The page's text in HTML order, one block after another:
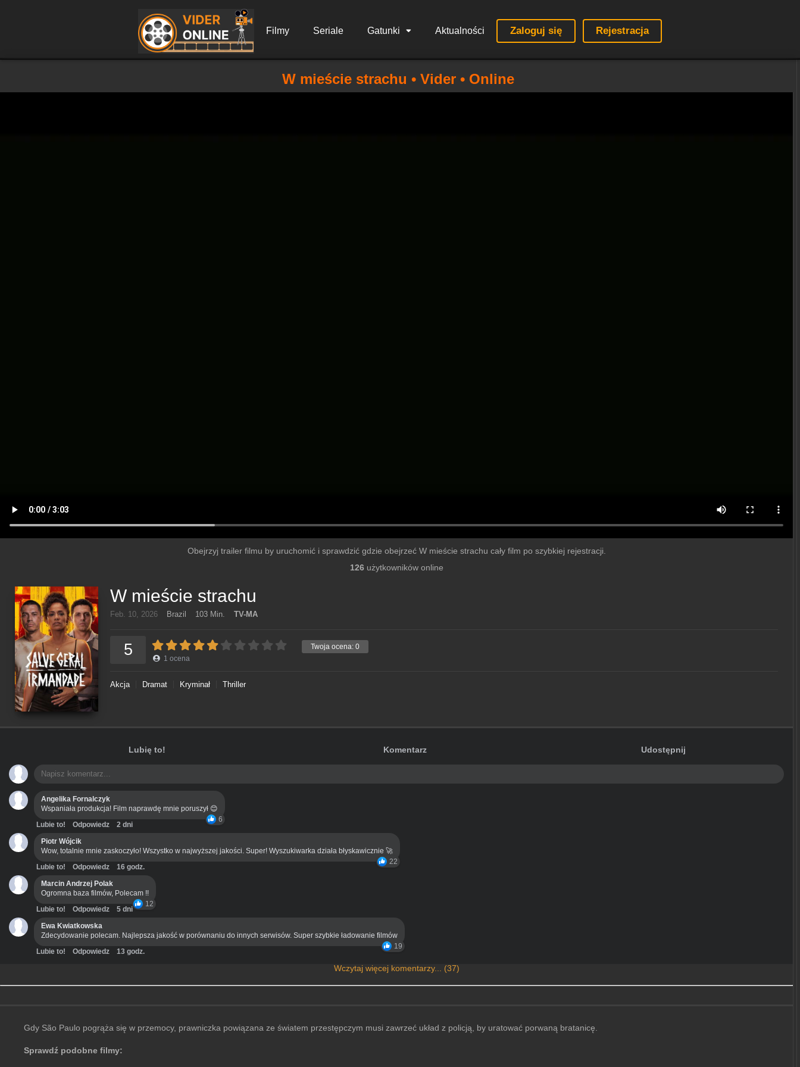
Filmy Seriale Gatunki Aktualności Zaloguj się Rejestracja
W mieście strachu • Vider • Online
Obejrzyj trailer filmu by uruchomić i sprawdzić gdzie obejrzeć W mieście strachu cały film po szybkiej rejestracji.
126użytkowników online
W mieście strachu
Feb. 10, 2026 Brazil 103 Min. TV-MA
Twoja ocena: 0
5 1 ocena
Akcja Dramat Kryminał Thriller
Lubię to! Komentarz Udostępnij
Angelika Fornalczyk
Wspaniała produkcja! Film naprawdę mnie poruszył 😊
6
Lubie to! Odpowiedz
2 dni
Piotr Wójcik
Wow, totalnie mnie zaskoczyło! Wszystko w najwyższej jakości. Super! Wyszukiwarka działa błyskawicznie 🚀
22
Lubie to! Odpowiedz
16 godz.
Marcin Andrzej Polak
Ogromna baza filmów, Polecam !!
12
Lubie to! Odpowiedz
5 dni
Ewa Kwiatkowska
Zdecydowanie polecam. Najlepsza jakość w porównaniu do innych serwisów. Super szybkie ładowanie filmów
19
Lubie to! Odpowiedz 13 godz.
Wczytaj więcej komentarzy... (37)
Gdy São Paulo pogrąża się w przemocy, prawniczka powiązana ze światem przestępczym musi zawrzeć układ z policją, by uratować porwaną bratanicę.
Sprawdź podobne filmy: